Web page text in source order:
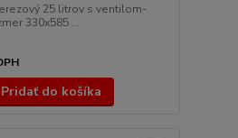
25 litrov s ventilom-
330x585 ...
Pridať do košíka